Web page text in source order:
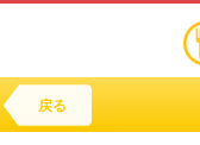
戻る